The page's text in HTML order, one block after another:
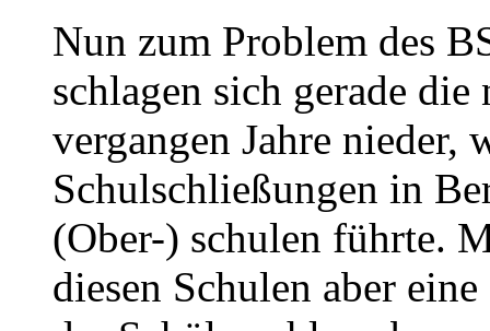
Nun zum Problem des
schlagen sich gerade
vergangen Jahre nieder,
Schulschließungen in
(Ober-) schulen führte.
diesen Schulen aber